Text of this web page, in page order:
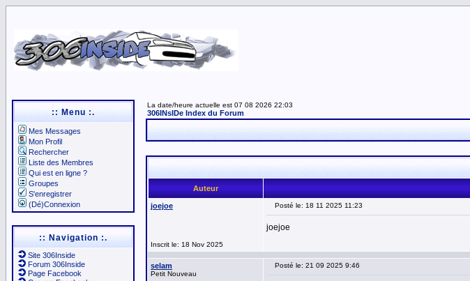
:: Menu :.
Mes Messages
Mon Profil
Rechercher
Liste des Membres
Qui est en ligne ?
Groupes
S'enregistrer
(Dé)Connexion
:: Navigation :.
Site 306Inside
Forum 306Inside
Page Facebook
La date/heure actuelle est 07 08 2026 22:03
306INsIDe Index du Forum
Auteur
joejoe
Inscrit le: 18 Nov 2025
Posté le: 18 11 2025 11:23
joejoe
selam
Petit Nouveau
Posté le: 21 09 2025 9:46